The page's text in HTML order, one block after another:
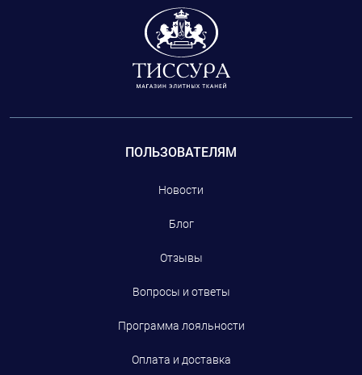
ПОЛЬЗОВАТЕЛЯМ
Новости
Блог
Отзывы
Вопросы и ответы
Программа лояльности
Оплата и доставка